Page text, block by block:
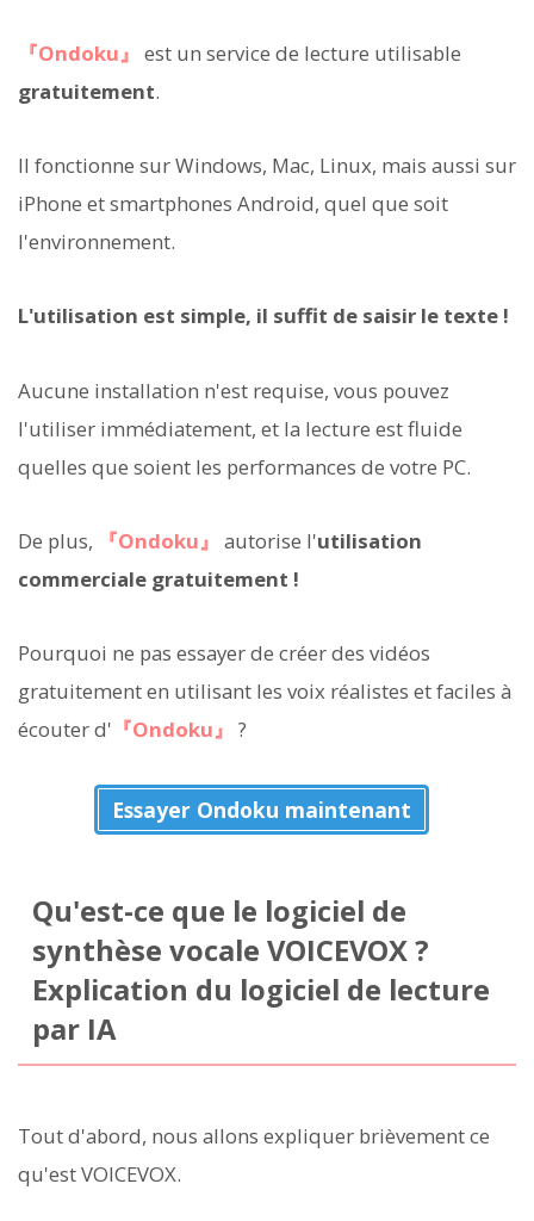
『Ondoku』 est un service de lecture utilisable
gratuitement.
Il fonctionne sur Windows, Mac, Linux, mais aussi sur
iPhone et smartphones Android, quel que soit
l'environnement.
L'utilisation est simple, il suffit de saisir le texte !
Aucune installation n'est requise, vous pouvez
l'utiliser immédiatement, et la lecture est fluide
quelles que soient les performances de votre PC.
De plus, 『Ondoku』 autorise l'utilisation
commerciale gratuitement !
Pourquoi ne pas essayer de créer des vidéos
gratuitement en utilisant les voix réalistes et faciles à
écouter d' 『Ondoku』 ?
Essayer Ondoku maintenant
Qu'est-ce que le logiciel de
synthèse vocale VOICEVOX ?
Explication du logiciel de lecture
par IA
Tout d'abord, nous allons expliquer brièvement ce
qu'est VOICEVOX.